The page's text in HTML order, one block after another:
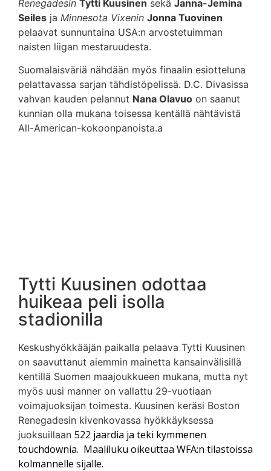
Renegadesin Tytti Kuusinen sekä Janna-Jemina
Seiles ja Minnesota Vixenin Jonna Tuovinen
pelaavat sunnuntaina USA:n arvostetuimman
naisten liigan mestaruudesta.
Suomalaisväriä nähdään myös finaalin esiotteluna
pelattavassa sarjan tähdistöpelissä. D.C. Divasissa
vahvan kauden pelannut Nana Olavuo on saanut
kunnian olla mukana toisessa kentällä nähtävistä
All-American-kokoonpanoista.a
Tytti Kuusinen odottaa
huikeaa peli isolla
stadionilla
Keskushyökkääjän paikalla pelaava Tytti Kuusinen
on saavuttanut aiemmin mainetta kansainvälisillä
kentillä Suomen maajoukkueen mukana, mutta nyt
myös uusi manner on vallattu 29-vuotiaan
voimajuoksijan toimesta. Kuusinen keräsi Boston
Renegadesin kivenkovassa hyökkäyksessa
juoksuillaan 522 jaardia ja teki kymmenen
touchdownia. Maaliluku oikeuttaa WFA:n tilastoissa
kolmannelle sijalle.